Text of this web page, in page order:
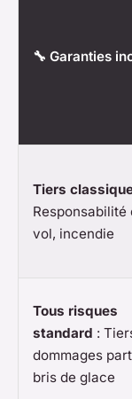
🔧 Garanties
Tiers
Responsabilité
vol, incendie
Tous risques
standard :
dommages
bris de glace